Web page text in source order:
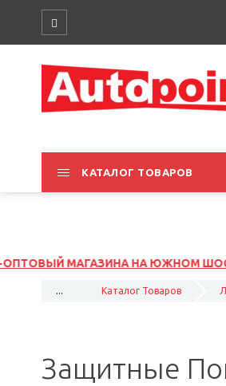
КАТАЛОГ ТОВАРОВ
ШОССЕ, 37К1, ЛИТ Б
... Каталог Товаров
Защитные